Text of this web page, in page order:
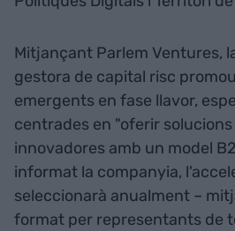
Mitjançant Parlem Ventures,
gestora de capital risc
emergents en fase llavor,
centrades en "oferir
innovadores amb un model
informat la companyia,
seleccionarà anualment –
format per representants de